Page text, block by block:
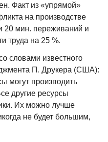
Факт из «упрямой»
на производстве
20 мин. переживаний и
труда на 25 %.
словами известного
П. Друкера (США):
могут производить
другие ресурсы
Их можно лучше
не будет большим,